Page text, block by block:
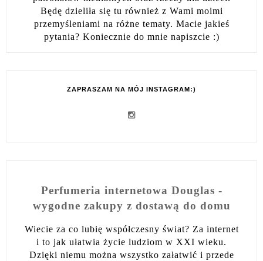
Będę dzieliła się tu również z Wami moimi
przemyśleniami na różne tematy. Macie jakieś
pytania? Koniecznie do mnie napiszcie :)
ZAPRASZAM NA MÓJ INSTAGRAM:)
Perfumeria internetowa Douglas -
wygodne zakupy z dostawą do domu
Wiecie za co lubię współczesny świat? Za internet
i to jak ułatwia życie ludziom w XXI wieku.
Dzięki niemu można wszystko załatwić i przede